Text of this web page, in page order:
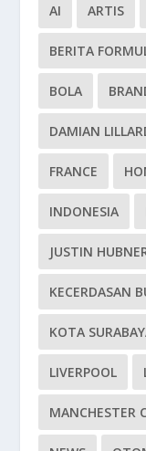
AI ARTIS
BERITA
BOLA
DAMIAN
FRANCE
INDONESIA
JUSTIN
KECERDASAN
KOTA
LIVERPOOL
MANCHESTER